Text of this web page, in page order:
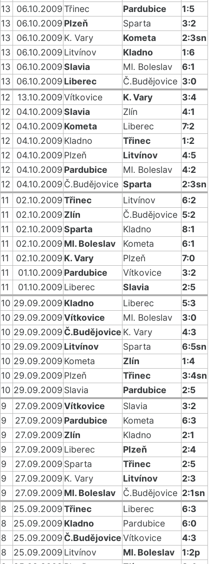
13
06.10.2009Třinec Pardubice
1:5
13
06.10.2009 Plzeň Sparta
3:2
13
06.10.2009 K. Vary Kometa
2:3sn
13
06.10.2009 Litvínov Kladno
1:6
13
06.10.2009Slavia Ml. Boleslav
6:1
13
06.10.2009 Liberec Č.Budějovice 3:0
12
13.10.2009Vítkovice K. Vary
3:4
12
04.10.2009Slavia Zlín
4:1
12
04.10.2009 Kometa Liberec
7:2
12
04.10.2009 Kladno Třinec
1:2
12
04.10.2009 Plzeň Litvínov
4:5
12
04.10.2009 Pardubice Ml. Boleslav
4:2
12
04.10.2009 Č.Budějovice Sparta
2:3sn
11
02.10.2009Třinec Litvínov
6:2
11
02.10.2009 Zlín Č.Budějovice 5:2
11
02.10.2009Sparta Kladno
8:1
11
02.10.2009 Ml. Boleslav Kometa
6:1
11
02.10.2009 K. Vary Plzeň
7:0
11
01.10.2009 Pardubice Vítkovice
3:2
11
01.10.2009 Liberec Slavia
2:5
10 29.09.2009 Kladno Liberec
5:3
10 29.09.2009Vítkovice Ml. Boleslav
3:0
10 29.09.2009 Č.Budějovice K. Vary
4:3
10 29.09.2009 Litvínov Sparta
6:5sn
10 29.09.2009 Kometa Zlín
1:4
10 29.09.2009 Plzeň Třinec
3:4sn
10 29.09.2009 Slavia Pardubice
2:5
9
27.09.2009Vítkovice Slavia
3:2
9
27.09.2009 Pardubice Kometa
6:3
9
27.09.2009 Zlín Kladno
2:1
9
27.09.2009 Liberec Plzeň
2:4
9
27.09.2009 Sparta Třinec
2:5
9
27.09.2009 K. Vary Litvínov
2:3
9
27.09.2009 Ml. Boleslav Č.Budějovice 2:1sn
8
25.09.2009Třinec Liberec
6:3
8
25.09.2009 Kladno Pardubice
6:0
8
25.09.2009 Č.BudějoviceVítkovice
4:3
8
25.09.2009 Litvínov Ml. Boleslav
1:2p